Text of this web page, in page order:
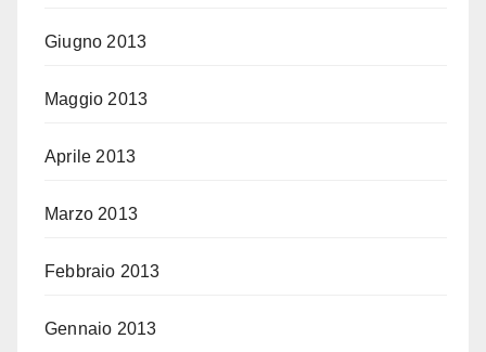
Giugno 2013
Maggio 2013
Aprile 2013
Marzo 2013
Febbraio 2013
Gennaio 2013